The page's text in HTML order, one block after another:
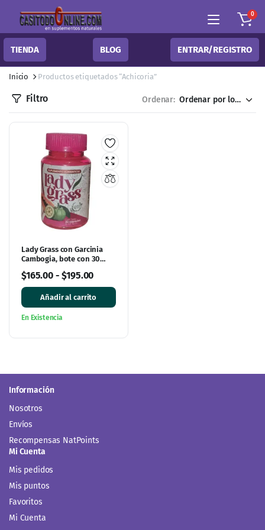
0
TIENDA BLOG ENTRAR/REGISTRO
Inicio Productos etiquetados “Achicoria”
Filtro Ordenar:
Lady Grass con Garcinia
Cambogia, bote con 30
$165.00-$195.00
Añadir al carrito
En Existencia
Información
Nosotros
Envíos
Recompensas NatPoints
Mi Cuenta
Mis pedidos
Mis puntos
Favoritos
Mi Cuenta